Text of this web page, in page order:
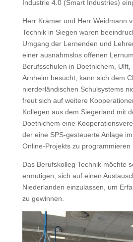
Industrie 4.0 (Smart Industries)
Herr Krämer und Herr Weidmann
Technik in Siegen waren
Umgang der Lernenden und
einer ausnahmslos offenen
Berufsschulen in Doetnichem, Ulft,
Arnheim besucht, kann sich dem
nierderländischen Schulsystems
freut sich auf weitere
Kollegen aus dem Siegerland mit
Doetnichem eine
der eine SPS-gesteuerte Anlage
Online-Projekts zu programmieren
Das Berufskolleg Technik möchte
ermutigen, sich auf einen
Niederlanden einzulassen, um
zu gewinnen.